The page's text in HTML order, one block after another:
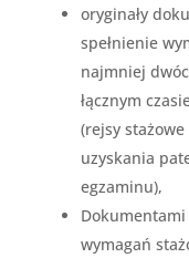
oryginały
spełnienie
najmniej
łącznym
(rejsy
uzyskania
egzaminu),
wymagań